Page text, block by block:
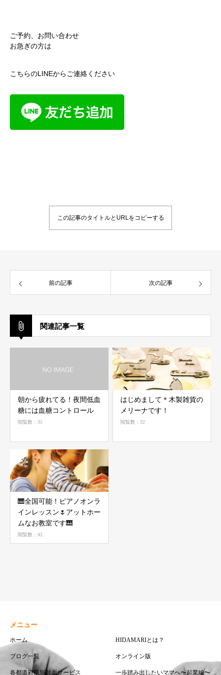
ご予約、お問い合わせ
お急ぎの方は
こちらのLINEからご連絡ください
この記事のタイトルとURLをコピーする
前の記事 次の記事
関連記事一覧
朝から疲れてる！夜間低血
糖には血糖コントロール
閲覧数：35
はじめまして＊木製雑貨の
メリーナです！
閲覧数：32
🎹全国可能！ピアノオンラ
インレッスン🌷アットホー
ムなお教室です🎹
閲覧数：42
メニュー
ホーム HIDAMARIとは？
ブログ一覧 オンライン版
各都道府県別対面サービス 一歩踏み出したいママへ〜起業編〜